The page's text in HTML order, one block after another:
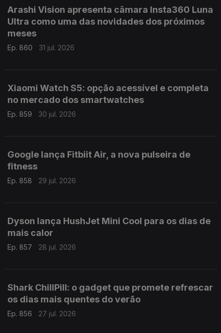
Arashi Vision apresenta câmara Insta360 Luna
Ultra como uma das novidades dos próximos
meses
Ep. 860 31 jul. 2026
Xiaomi Watch S5: opção acessível e completa
no mercado dos smartwatches
Ep. 859 30 jul. 2026
Google lança Fitbiit Air, a nova pulseira de
fitness
Ep. 858 29 jul. 2026
Dyson lança HushJet Mini Cool para os dias de
mais calor
Ep. 857 28 jul. 2026
Shark ChillPill: o gadget que promete refrescar
os dias mais quentes do verão
Ep. 856 27 jul. 2026